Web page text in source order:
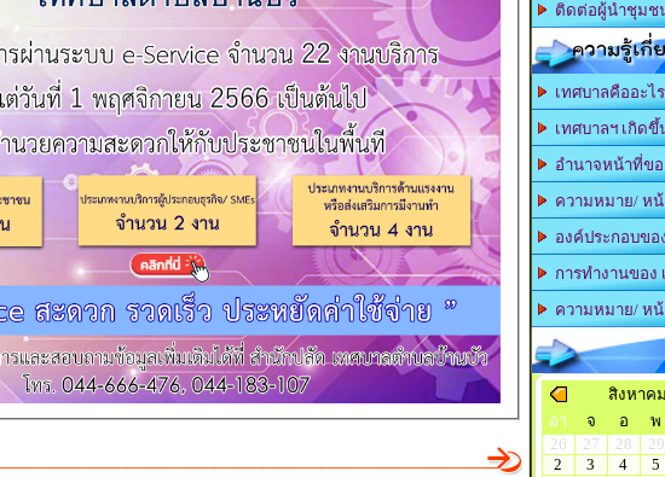
ติดต่อผู้นำชุมช
ความรู้เกี่
เทศบาลคืออะไร
เทศบาลฯ เกิดขึ้
อำนาจหน้าที่ขอ
ความหมาย/ ห
องค์ประกอบขอ
การทำงานของ
ความหมาย/ ห
สิงหาค
อา
จ อ พ
26
27 28 29
2
3 4 5